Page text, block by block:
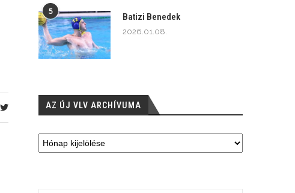
5
Batizi Benedek
2026.01.08.
AZ ÚJ VLV ARCHÍVUMA